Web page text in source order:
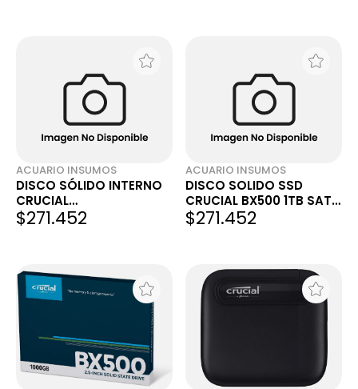
ACUARIO INSUMOS
DISCO SÓLIDO INTERNO
CRUCIAL
CT1000BX500SSD1 SATA
1TB NEGRO
$271.452
ACUARIO INSUMOS
DISCO SOLIDO SSD
CRUCIAL BX500 1TB SATA
MAC NOTEBOOK
ACUARIO
$271.452